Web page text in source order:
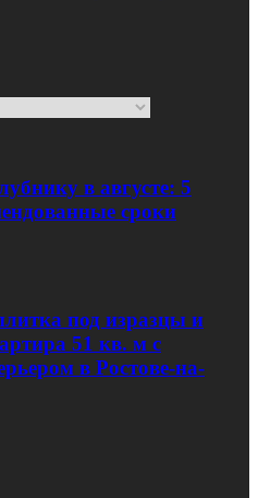
в августе: 5
сроки
под изразцы и
51 кв. м с
в Ростове-на-